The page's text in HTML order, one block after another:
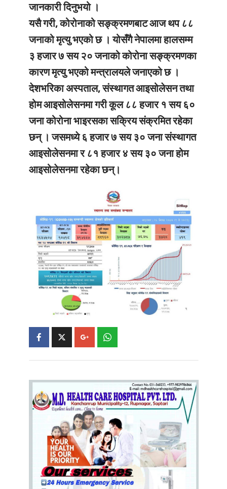
जानकारी दिनुभयो ।
यसै गरी, कोरोनाको सङ्क्रमणबाट आज थप ८८
जनाको मृत्यु भएको छ । योसँगै नेपालमा हालसम्म
३ हजार ७ सय २० जनाको कोरोना सङ्क्रमणका
कारण मृत्यु भएको मन्त्रालयले जनाएको छ ।
देशभरिका अस्पताल, संस्थागत आइसोलेसन तथा
होम आइसोलेसनमा गरी कूल ८८ हजार १ सय ६०
जना कोरोना भाइरसका सक्रिय संक्रमित रहेका
छन् । जसमध्ये ६ हजार ७ सय ३० जना संस्थागत
आइसोलेसनमा र ८१ हजार ४ सय ३० जना होम
आइसोलेसनमा रहेका छन्।